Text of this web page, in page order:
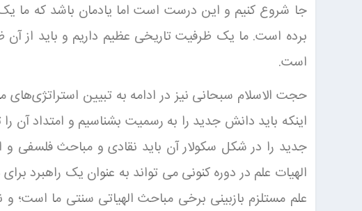
جا شروع کنیم و این درست است اما یادمان باشد که ما
برده است. ما یک ظرفیت تاریخی عظیم داریم و باید از
است.
حجت الاسلام سبحانی نیز در ادامه به تبیین
اینکه باید دانش جدید را به رسمیت بشناسیم و امتداد آن
جدید را در شکل سکولار آن باید نقادی و مباحث فلسفی و
الهیات علم در دوره کنونی می تواند به عنوان یک راهبرد
علم مستلزم بازبینی برخی مباحث الهیاتی سنتی ما است؛ و